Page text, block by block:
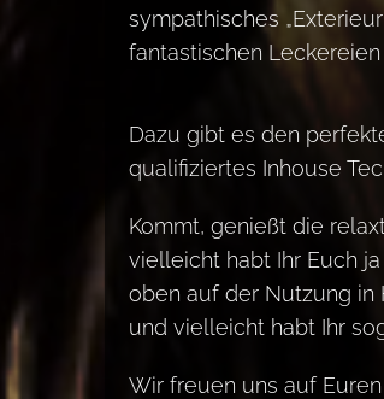
sympathisches
fantastischen
Dazu gibt es den
qualifiziertes Inhouse
Kommt, genießt die
vielleicht habt Ihr Euch
oben auf der Nutzung in
und vielleicht habt Ihr
Wir freuen uns auf